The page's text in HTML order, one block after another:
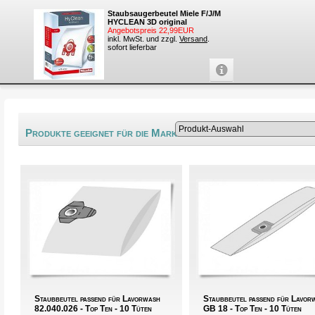
Staubsaugerbeutel Miele F/J/M
HYCLEAN 3D original
Angebotspreis 22,99EUR
inkl. MwSt. und zzgl. Versand
sofort lieferbar
Produkte geeignet für die Marke Lavorwash®
Staubbeutel passend für Lavorwash
82.040.026 - Top Ten - 10 Tüten
Staubbeutel passend für
GB 18 - Top Ten - 10 Tüten